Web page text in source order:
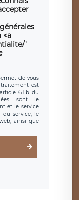
<a
'
de vous
est
6.1.b du
sont le
et le service
du service, le
ainsi que
formulaire
hébergé par
clauses de
collectées
en sollicite la